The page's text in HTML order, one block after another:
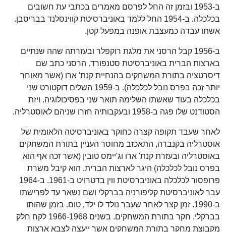
ב-1953 ובזמן זה החל לפרסם מאמרים בכתבי עת חשובים
בכלכלה. ב-1954 החל ללמד באוניברסיטת קווינסלנד בבריסבן.
אשתו עבדה כמעצבת אופנה במפעל קטן.
ב-1956 קבל הרסני את מלגת רוקפלר ובעזרתה שהה שנתיים
בארצות הברית באוניברסיטת סטנפורד. הרסני כתב שם
דיסרטציה בתורת המשחקים בהנחיית קנת' ארו (אשר מאוחר
יותר זכה בפרס נובל לכלכלה). ב-1959 השלים דוקטורט שני
בכלכלה בעוד שאשתו השלימה תואר שני בפסיכולוגיה. ויזת
הסטודנט שלו פגה ב-1958 ובעקבותיה חזרו שניהם לאוסטרליה.
לאחר שעבד תקופה קצרה כחוקר באוניברסיטה הלאומית של
אוסטרליה בקנברה, התאכזב מחוסר העניין בתורת המשחקים
באוסטרליה ובעזרת קנת' ארו וג'יימס טובין (אשר זכה אף הוא
בפרס נובל לכלכלה) היגר לארצות הברית. הוא קיבל משרת
פרופסור לכלכלה באוניברסיטת ווין בדטרויט ב-1961. ב-1964
עבר לאוניברסיטת קליפורניה בברקלי ושם נשאר עד לפרישתו
ב-1990. זמן קצר לאחר שעבר נולד לו ילד, טום. בזמן שהותו
בברקלי, חקר בתורת המשחקים. בשנים 1966-1968 לקח חלק
מקבוצת מחקר בתורת המשחקים אשר ייעצה לצבא ארצות